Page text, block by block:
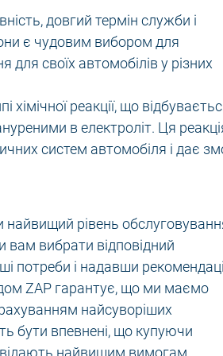
довгий термін служби і
є чудовим вибором для
для своїх автомобілів у різних
реакції, що
в електроліт. Ця
систем автомобіля і дає
найвищий рівень
вам вибрати відповідний
потреби і надавши
ZAP гарантує, що ми маємо
найсуворіших
бути впевнені, що купуючи
найвищим вимогам